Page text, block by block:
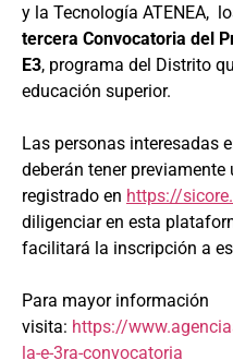
y la Tecnología ATENEA,
tercera Convocatoria del
E3, programa del Distrito
educación superior.
Las personas interesadas
deberán tener
registrado en https://sicore.
diligenciar en esta
facilitará la inscripción a
Para mayor información
visita: https://
la-e-3ra-convocatoria